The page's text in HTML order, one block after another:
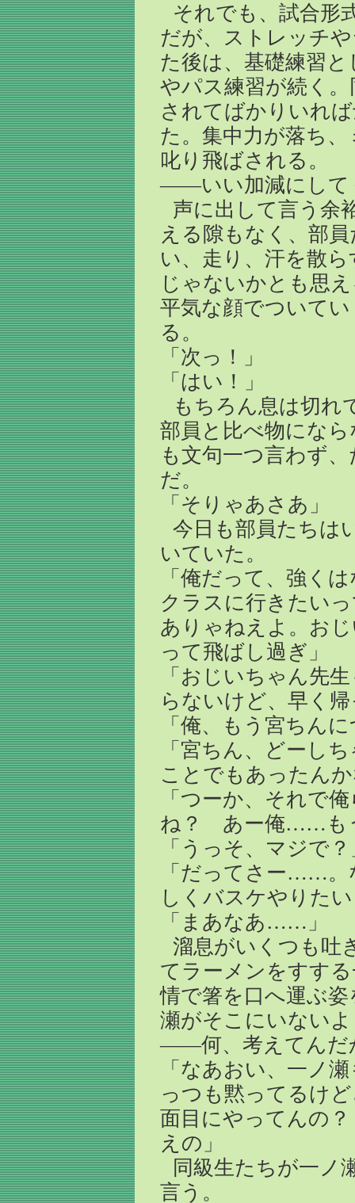
それでも、試合形
だが、ストレッチ
た後は、基礎練習
やパス練習が続く
されてばかりいれ
た。集中力が落ち
叱り飛ばされる。
――いい加減にし
声に出して言う余
える隙もなく、部
い、走り、汗を散
じゃないかとも思
平気な顔でついて
る。
「次っ！」
「はい！」
もちろん息は切れ
部員と比べ物にな
も文句一つ言わず
だ。
「そりゃあさあ」
今日も部員たちは
いていた。
「俺だって、強く
クラスに行きたい
ありゃねえよ。お
って飛ばし過ぎ」
「おじいちゃん先
らないけど、早く
「俺、もう宮ちん
「宮ちん、どーし
ことでもあったん
「つーか、それで
ね？ あー俺……も
「うっそ、マジで
「だってさー……。
しくバスケやりた
「まあなあ……」
溜息がいくつも吐
てラーメンをすす
情で箸を口へ運ぶ
瀬がそこにいない
――何、考えてんだ
「なあおい、一ノ
っつも黙ってるけ
面目にやってんの
えの」
同級生たちが一ノ
言う。